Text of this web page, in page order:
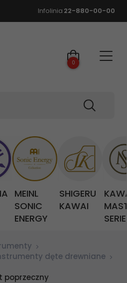
Infolinia 22-880-00-00
0
MEINL
SONIC
ENERGY
SHIGERU
KAWAI
dęte drewniane
poprzeczny